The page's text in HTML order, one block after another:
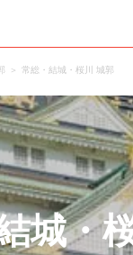
常総・結城・桜川 城郭
城・